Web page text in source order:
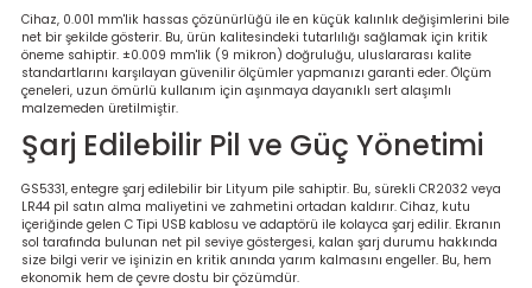
Cihaz, 0.001 mm'lik hassas çözünürlüğü ile en küçük kalınlık değişimlerini bile
net bir şekilde gösterir. Bu, ürün kalitesindeki tutarlılığı sağlamak için kritik
öneme sahiptir. ±0.009 mm'lik (9 mikron) doğruluğu, uluslararası kalite
standartlarını karşılayan güvenilir ölçümler yapmanızı garanti eder. Ölçüm
çeneleri, uzun ömürlü kullanım için aşınmaya dayanıklı sert alaşımlı
malzemeden üretilmiştir.
Şarj Edilebilir Pil ve Güç Yönetimi
GS5331, entegre şarj edilebilir bir Lityum pile sahiptir. Bu, sürekli CR2032 veya
LR44 pil satın alma maliyetini ve zahmetini ortadan kaldırır. Cihaz, kutu
içeriğinde gelen C Tipi USB kablosu ve adaptörü ile kolayca şarj edilir. Ekranın
sol tarafında bulunan net pil seviye göstergesi, kalan şarj durumu hakkında
size bilgi verir ve işinizin en kritik anında yarım kalmasını engeller. Bu, hem
ekonomik hem de çevre dostu bir çözümdür.